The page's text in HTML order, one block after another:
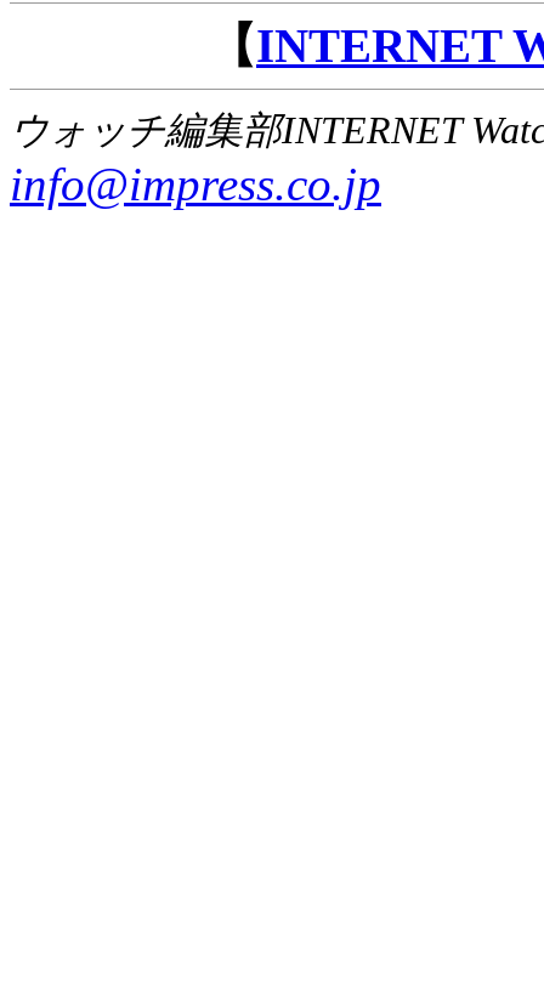
【INTERNET
ウォッチ編集部INTERNET
info@impress.co.jp